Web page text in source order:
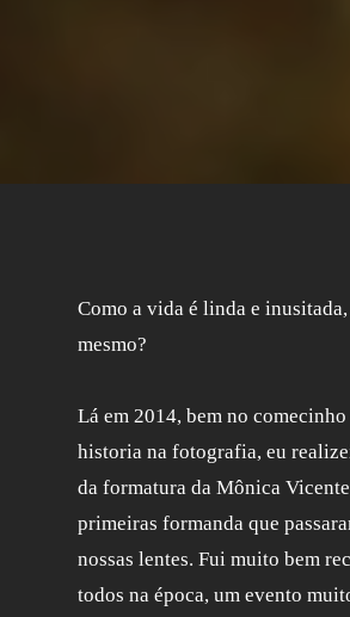
Como a vida é linda e inusitada,
mesmo?
Lá em 2014, bem no
historia na fotografia, eu
da formatura da Mônica
primeiras formanda que
nossas lentes. Fui muito bem
todos na época, um evento